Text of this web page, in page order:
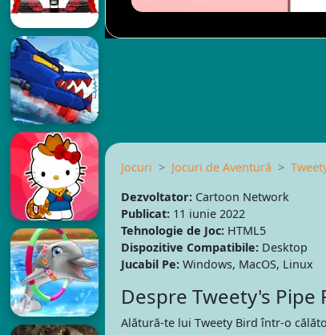
Jocuri Jocuri de Aventură
Dezvoltator:Cartoon Network
Publicat:11 iunie 2022
Tehnologie de Joc:HTML5
Dispozitive Compatibile:Desktop
Jucabil Pe:Windows, MacOS, Linux
Despre Tweety's Pipe
Alătură-te lui Tweety Bird într-o